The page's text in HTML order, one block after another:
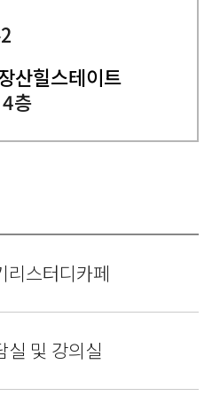
산힐스테이트
층
리스터디카페
실 및 강의실